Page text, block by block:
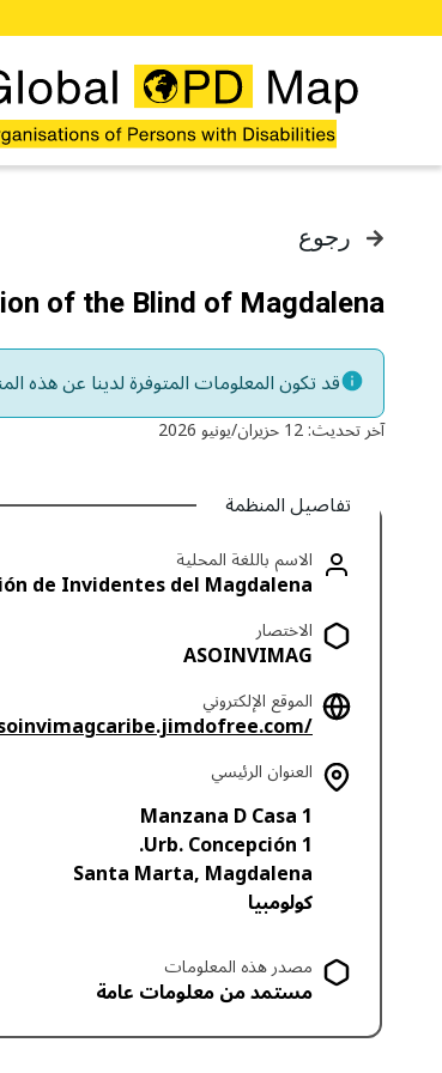
رجوع
of the Blind of Magdalena
قد تكون المعلومات المتوفرة لدينا عن هذه
آخر تحديث: 12 حزيران/يونيو 2026
تفاصيل المنظمة
الاسم باللغة المحلية
de Invidentes del Magdalena
الاختصار
ASOINVIMAG
الموقع الإلكتروني
العنوان الرئيسي
Manzana D Casa 1
Urb. Concepción 1.
Santa Marta,Magdalena
كولومبيا
مصدر هذه المعلومات
مستمد من معلومات عامة